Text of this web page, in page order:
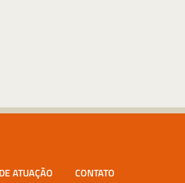
ATUAÇÃO CONTATO